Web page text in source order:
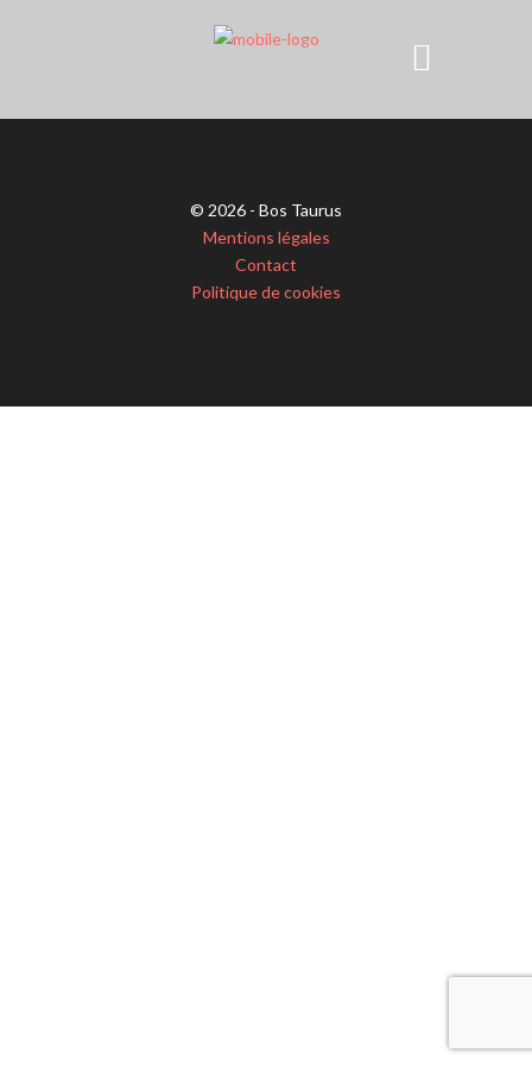
© 2026 - Bos Taurus
Mentions légales
Contact
Politique de cookies